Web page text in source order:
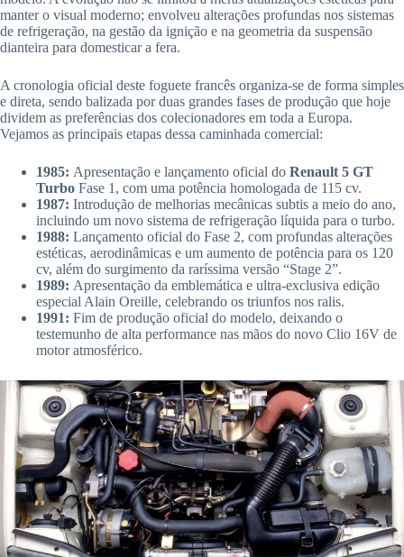
manter o visual moderno; envolveu alterações profundas nos sistemas
de refrigeração, na gestão da ignição e na geometria da suspensão
dianteira para domesticar a fera.
A cronologia oficial deste foguete francês organiza-se de forma simples
e direta, sendo balizada por duas grandes fases de produção que hoje
dividem as preferências dos colecionadores em toda a Europa.
Vejamos as principais etapas dessa caminhada comercial:
1985: Apresentação e lançamento oficial do Renault 5 GT
Turbo Fase 1, com uma potência homologada de 115 cv.
1987: Introdução de melhorias mecânicas subtis a meio do ano,
incluindo um novo sistema de refrigeração líquida para o turbo.
1988: Lançamento oficial do Fase 2, com profundas alterações
estéticas, aerodinâmicas e um aumento de potência para os 120
cv, além do surgimento da raríssima versão “Stage 2”.
1989: Apresentação da emblemática e ultra-exclusiva edição
especial Alain Oreille, celebrando os triunfos nos ralis.
1991: Fim de produção oficial do modelo, deixando o
testemunho de alta performance nas mãos do novo Clio 16V de
motor atmosférico.